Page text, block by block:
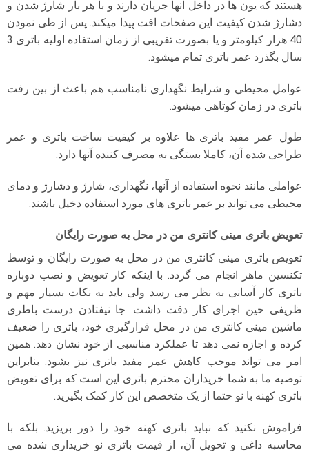
هستند که یون ها در داخل آنها جریان دارند و با هر بار شارژ شدن و
دشارژ شدن کیفیت این صفحات افت پیدا میکند. پس از طی نمودن
40 هزار کیلومتر و یا بصورت تقریبی از زمان استفاده اولیه باتری 3
سال بگذرد عمر باتری تمام میشود.
عوامل محیطی و شرایط نگهداری نامناسب هم باعث از بین رفت
باتری در زمان کوتاهی میشود.
طول عمر مفید باتری ها علاوه بر کیفیت ساخت باتری و عمر
طراحی شده آن، کاملا بستگی به مصرف کننده آنها دارد.
عواملی مانند نحوه استفاده از آنها، نگهداری، شارژ و دشارژ و دمای
محیطی می تواند بر عمر باتری های مورد استفاده دخیل باشند.
تعویض باتری مینی کانتری من در محل به صورت رایگان
تعویض باتری مینی کانتری من در محل به صورت رایگان و توسط
تکنسین ماهر انجام می گردد. با اینکه کار تعویض و نصب دوباره
باتری کار آسانی به نظر می رسد ولی باید به نکات بسیار مهم و
ظریفی حین اجرای کار دقت داشت. جا نیفتادن درست باطری
ماشین مینی کانتری من در محل قرارگیری خود، باتری را ضعیف
کرده و اجازه نمی دهد تا عملکرد مناسبی از خود نشان دهد. همین
امر می تواند موجب کاهش عمر مفید باتری نیز بشود. بنابراین
توصیه ما به شما خریداران محترم باتری این است که برای تعویض
باتری کهنه با نو حتما از یک متخصص این کار کمک بگیرید.
فراموش نکنید که نباید باتری کهنه خود را دور بریزید. بلکه با
محاسبه داغی و تحویل آن، از قیمت باتری نو خریداری شده می